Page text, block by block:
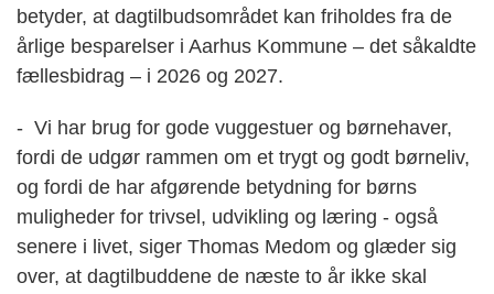
betyder, at dagtilbudsområdet kan friholdes fra de
årlige besparelser i Aarhus Kommune – det såkaldte
fællesbidrag – i 2026 og 2027.
- Vi har brug for gode vuggestuer og børnehaver,
fordi de udgør rammen om et trygt og godt børneliv,
og fordi de har afgørende betydning for børns
muligheder for trivsel, udvikling og læring - også
senere i livet, siger Thomas Medom og glæder sig
over, at dagtilbuddene de næste to år ikke skal